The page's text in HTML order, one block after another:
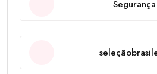
Segurança